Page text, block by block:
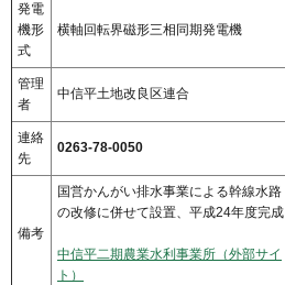
発電
機形
式
横軸回転界磁形三相同期発電機
管理
者
中信平土地改良区連合
連絡
先
0263-78-0050
備考
国営かんがい排水事業による幹線水路
の改修に併せて設置、平成24年度完成
中信平二期農業水利事業所（外部サイ
ト）